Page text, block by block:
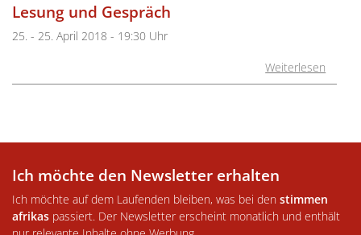
Lesung und Gespräch
25. - 25. April 2018 - 19:30 Uhr
Weiterlesen
Ich möchte den Newsletter erhalten
Ich möchte auf dem Laufenden bleiben, was bei den stimmen
afrikas passiert. Der Newsletter erscheint monatlich und enthält